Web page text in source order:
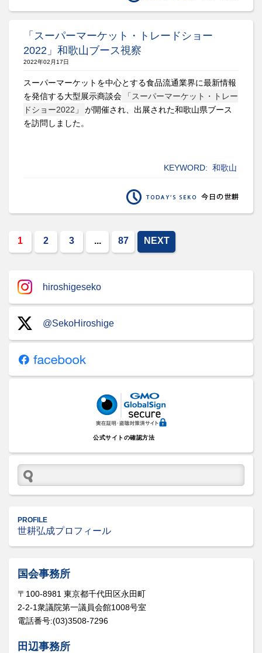
「スーパーマーケット・トレードショー
2022」和歌山ブース視察
2022年02月17日
スーパーマーケットを中心とする食品流通業界に最新情報
を発信する大型展示商談会
「スーパーマーケット・トレー
ドショー2022」
が開催され、出展された和歌山県ブース
を訪問しました。
KEYWORD: 和歌山
1 2 3 ... 87 NEXT
hiroshigeseko
@SekoHiroshige
公式サイトの確認方法
PROFILE
世耕弘成プロフィール
国会事務所
〒100-8981 東京都千代田区永田町
2-2-1衆議院第一議員会館1008号室
電話番号:(03)3508-7296
田辺事務所